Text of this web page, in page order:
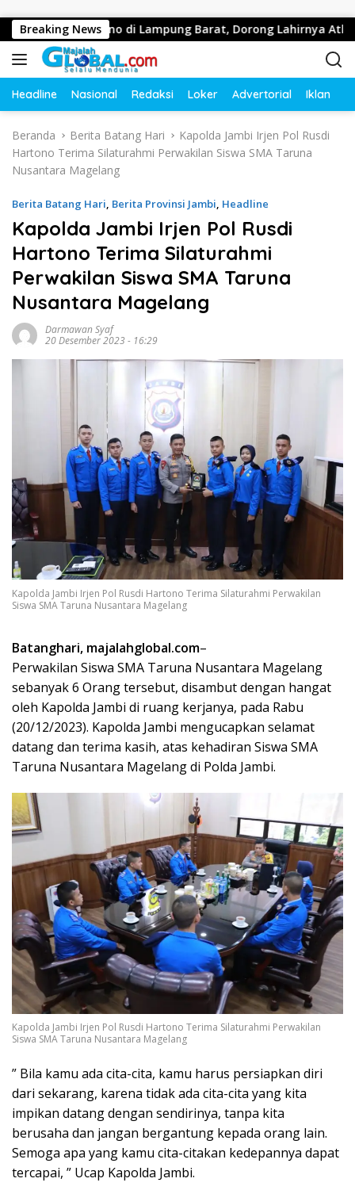
Breaking News
Domino di Lampung Barat, Dorong Lahirnya Atlet
Headline Nasional Redaksi Loker Advertorial Iklan
Beranda Berita Batang Hari
Kapolda Jambi Irjen Pol Rusdi
Hartono Terima Silaturahmi Perwakilan Siswa SMA Taruna
Nusantara Magelang
Berita Batang Hari, Berita Provinsi Jambi, Headline
Kapolda Jambi Irjen Pol Rusdi
Hartono Terima Silaturahmi
Perwakilan Siswa SMA Taruna
Nusantara Magelang
Darmawan Syaf
20 Desember 2023 - 16:29
Kapolda Jambi Irjen Pol Rusdi Hartono Terima Silaturahmi Perwakilan
Siswa SMA Taruna Nusantara Magelang
Batanghari, majalahglobal.com–
Perwakilan Siswa SMA Taruna Nusantara Magelang
sebanyak 6 Orang tersebut, disambut dengan hangat
oleh Kapolda Jambi di ruang kerjanya, pada Rabu
(20/12/2023). Kapolda Jambi mengucapkan selamat
datang dan terima kasih, atas kehadiran Siswa SMA
Taruna Nusantara Magelang di Polda Jambi.
Kapolda Jambi Irjen Pol Rusdi Hartono Terima Silaturahmi Perwakilan
Siswa SMA Taruna Nusantara Magelang
” Bila kamu ada cita-cita, kamu harus persiapkan diri
dari sekarang, karena tidak ada cita-cita yang kita
impikan datang dengan sendirinya, tanpa kita
berusaha dan jangan bergantung kepada orang lain.
Semoga apa yang kamu cita-citakan kedepannya dapat
tercapai, ” Ucap Kapolda Jambi.